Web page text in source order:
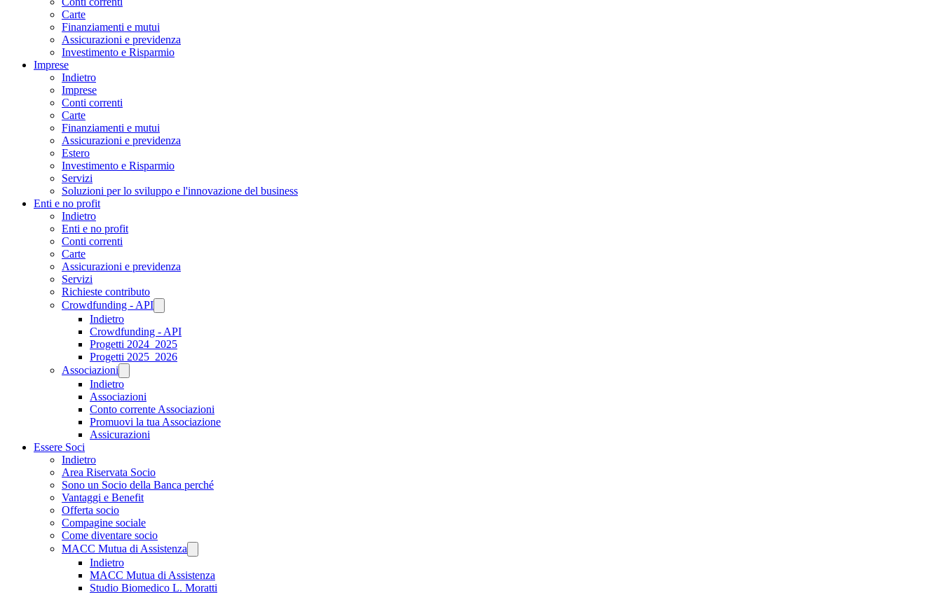
Carte
Finanziamenti e mutui
Assicurazioni e previdenza
Investimento e Risparmio
Imprese
Indietro
Imprese
Conti correnti
Carte
Finanziamenti e mutui
Assicurazioni e previdenza
Estero
Investimento e Risparmio
Servizi
Soluzioni per lo sviluppo e l'innovazione del business
Enti e no profit
Indietro
Enti e no profit
Conti correnti
Carte
Assicurazioni e previdenza
Servizi
Richieste contributo
Crowdfunding - API
Indietro
Crowdfunding - API
Progetti 2024_2025
Progetti 2025_2026
Associazioni
Indietro
Associazioni
Conto corrente Associazioni
Promuovi la tua Associazione
Assicurazioni
Essere Soci
Indietro
Area Riservata Socio
Sono un Socio della Banca perché
Vantaggi e Benefit
Offerta socio
Compagine sociale
Come diventare socio
MACC Mutua di Assistenza
Indietro
MACC Mutua di Assistenza
Studio Biomedico L. Moratti